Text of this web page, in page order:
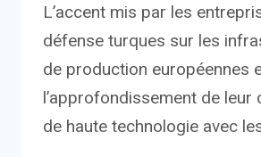
L’accent mis par les
défense turques sur les
de production européennes
l’approfondissement de leur
de haute technologie avec